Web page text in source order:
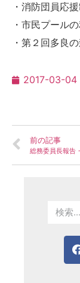
・消防団員応
・市民プール
・第２回多良
2017-03-04
前の記事
総務委員長報告